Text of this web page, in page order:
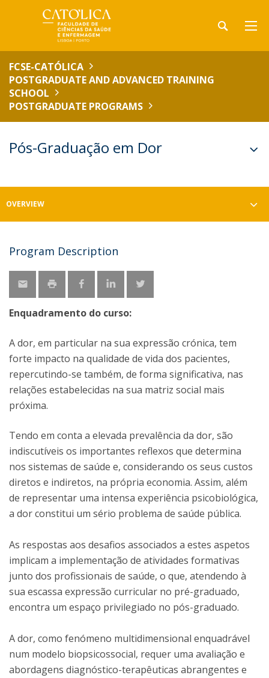
FCSE-CATÓLICA
POSTGRADUATE AND ADVANCED TRAINING
SCHOOL
POSTGRADUATE PROGRAMS
Pós-Graduação em Dor
OVERVIEW
Program Description
Enquadramento do curso:
A dor, em particular na sua expressão crónica, tem
forte impacto na qualidade de vida dos pacientes,
repercutindo-se também, de forma significativa, nas
relações estabelecidas na sua matriz social mais
próxima.
Tendo em conta a elevada prevalência da dor, são
indiscutíveis os importantes reflexos que determina
nos sistemas de saúde e, considerando os seus custos
diretos e indiretos, na própria economia. Assim, além
de representar uma intensa experiência psicobiológica,
a dor constitui um sério problema de saúde pública.
As respostas aos desafios associados a estes aspetos
implicam a implementação de atividades formativas
junto dos profissionais de saúde, o que, atendendo à
sua escassa expressão curricular no pré-graduado,
encontra um espaço privilegiado no pós-graduado.
A dor, como fenómeno multidimensional enquadrável
num modelo biopsicossocial, requer uma avaliação e
abordagens diagnóstico-terapêuticas abrangentes e